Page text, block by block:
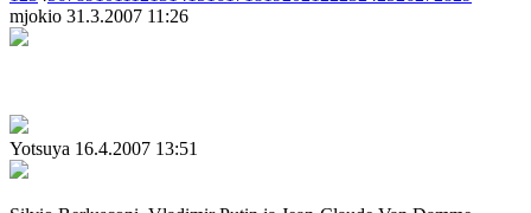
mjokio 31.3.2007 11:26
Yotsuya 16.4.2007 13:51